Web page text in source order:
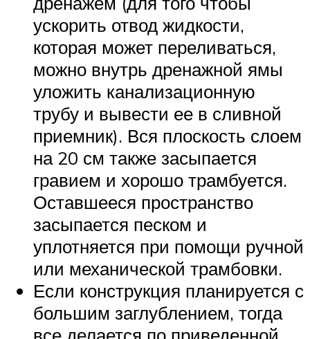
ускорить отвод жидкости,
которая может переливаться,
можно внутрь дренажной ямы
уложить канализационную
трубу и вывести ее в сливной
приемник). Вся плоскость слоем
на 20 см также засыпается
гравием и хорошо трамбуется.
Оставшееся пространство
засыпается песком и
уплотняется при помощи ручной
или механической трамбовки.
Если конструкция планируется с
большим заглублением, тогда